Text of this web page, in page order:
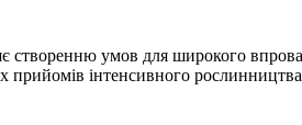
створенню умов для широкого
прийомів інтенсивного